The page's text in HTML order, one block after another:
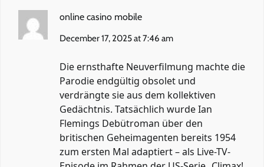
online casino mobile
December 17, 2025 at 7:46 am
Die ernsthafte Neuverfilmung machte die
Parodie endgültig obsolet und
verdrängte sie aus dem kollektiven
Gedächtnis. Tatsächlich wurde Ian
Flemings Debütroman über den
britischen Geheimagenten bereits 1954
zum ersten Mal adaptiert – als Live-TV-